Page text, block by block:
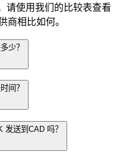
请使用我们的比较表查看
相比如何。
少？
间？
送到CAD 吗？